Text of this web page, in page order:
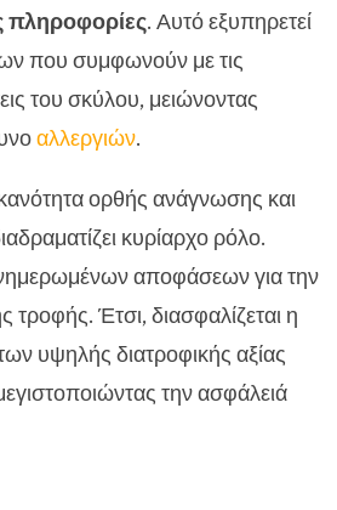
πληροφορίες. Αυτό εξυπηρετεί
που συμφωνούν με τις
του σκύλου, μειώνοντας
αλλεργιών.
ορθής ανάγνωσης και
κυρίαρχο ρόλο.
αποφάσεων για την
τροφής. Έτσι, διασφαλίζεται η
υψηλής διατροφικής αξίας
την ασφάλειά